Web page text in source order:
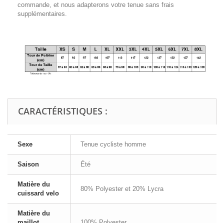
commande, et nous adapterons votre tenue sans frais
supplémentaires.
CARACTÉRISTIQUES :
Sexe Tenue cycliste homme
Saison Été
Matière du
cuissard velo
80% Polyester et 20% Lycra
Matière du